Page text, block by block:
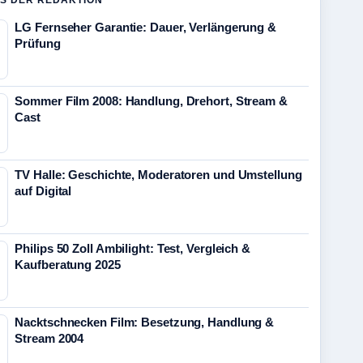
LG Fernseher Garantie: Dauer, Verlängerung &
Prüfung
Sommer Film 2008: Handlung, Drehort, Stream &
Cast
TV Halle: Geschichte, Moderatoren und Umstellung
auf Digital
Philips 50 Zoll Ambilight: Test, Vergleich &
Kaufberatung 2025
Nacktschnecken Film: Besetzung, Handlung &
Stream 2004